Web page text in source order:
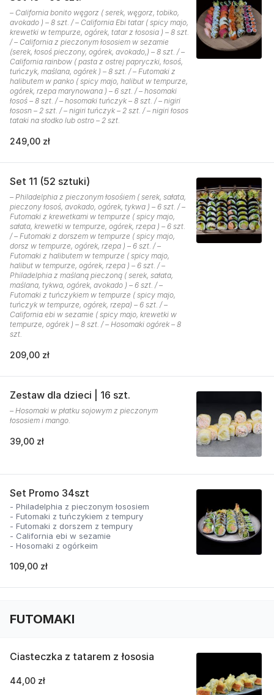
– California bonito węgorz ( serek, węgorz, tobiko,
avokado ) – 8 szt. / – California Ebi tatar ( spicy majo,
krewetki w tempurze, ogórek, tatar z łososia ) – 8 szt.
/ – California z pieczonym łososiem w sezamie
(serek, łosoś pieczony, ogórek, avokado,) – 8 szt. / –
California rainbow ( pasta z ostrej papryczki, łosoś,
tuńczyk, maślana, ogórek ) – 8 szt. / – Futomaki z
halibutem w panko ( spicy majo, halibut w tempurze,
ogórek, rzepa marynowana ) – 6 szt. / – hosomaki
łosoś – 8 szt. / – hosomaki tuńczyk – 8 szt. / – nigiri
łososn – 2 szt. / – nigiri tuńczyk – 2 szt. / – nigiri łosos
tataki na słodko lub ostro – 2 szt.
249,00 zł
Set 11 (52 sztuki)
– Philadelphia z pieczonym łosośiem ( serek, sałata,
pieczony łosoś, avokado, ogórek, tykwa ) – 6 szt. / –
Futomaki z krewetkami w tempurze ( spicy majo,
sałata, krewetki w tempurze, ogórek, rzepa ) – 6 szt.
/ – Futomaki z dorszem w tempurze ( spicy majo,
dorsz w tempurze, ogórek, rzepa ) – 6 szt. / –
Futomaki z halibutem w tempurze ( spicy majo,
halibut w tempurze, ogórek, rzepa ) – 6 szt. / –
Philadelphia z maślaną pieczoną ( serek, sałata,
maślana, tykwa, ogórek, avokado ) – 6 szt. / –
Futomaki z tuńczykiem w tempurze ( spicy majo,
tuńczyk w tempurze, ogórek, rzepa) – 6 szt. / –
California ebi w sezamie ( spicy majo, krewetki w
tempurze, ogórek ) – 8 szt. / – Hosomaki ogórek – 8
szt.
209,00 zł
Zestaw dla dzieci | 16 szt.
– Hosomaki w płatku sojowym z pieczonym
łososiem i mango.
39,00 zł
Set Promo 34szt
- Philadelphia z pieczonym łososiem
- Futomaki z tuńczykiem z tempury
- Futomaki z dorszem z tempury
- California ebi w sezamie
- Hosomaki z ogórkeim
109,00 zł
FUTOMAKI
Ciasteczka z tatarem z łososia
44,00 zł